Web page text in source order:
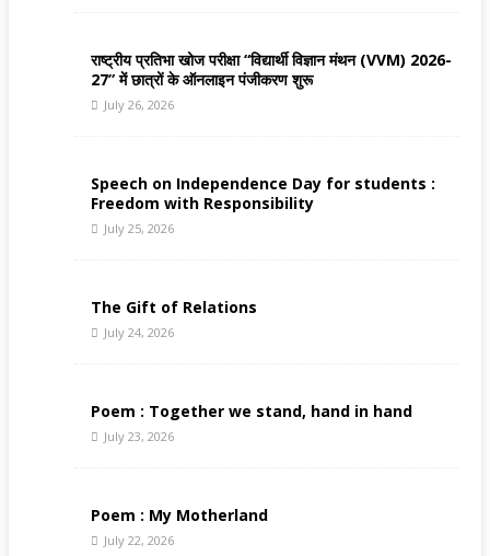
राष्ट्रीय प्रतिभा खोज परीक्षा “विद्यार्थी विज्ञान मंथन (VVM) 2026-
27” में छात्रों के ऑनलाइन पंजीकरण शुरू
July 26, 2026
Speech on Independence Day for students :
Freedom with Responsibility
July 25, 2026
The Gift of Relations
July 24, 2026
Poem : Together we stand, hand in hand
July 23, 2026
Poem : My Motherland
July 22, 2026